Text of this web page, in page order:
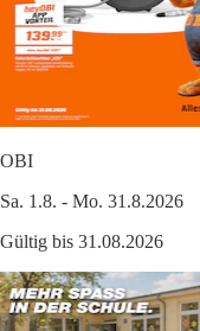
OBI
Sa. 1.8. - Mo. 31.8.2026
Gültig bis 31.08.2026